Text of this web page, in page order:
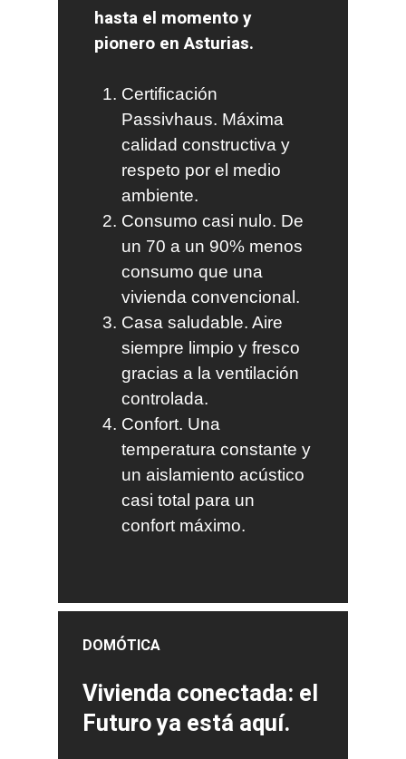
hasta el momento y
pionero en Asturias.
Certificación
Passivhaus. Máxima
calidad constructiva y
respeto por el medio
ambiente.
Consumo casi nulo. De
un 70 a un 90% menos
consumo que una
vivienda convencional.
Casa saludable. Aire
siempre limpio y fresco
gracias a la ventilación
controlada.
Confort. Una
temperatura constante y
un aislamiento acústico
casi total para un
confort máximo.
DOMÓTICA
Vivienda conectada: el
Futuro ya está aquí.